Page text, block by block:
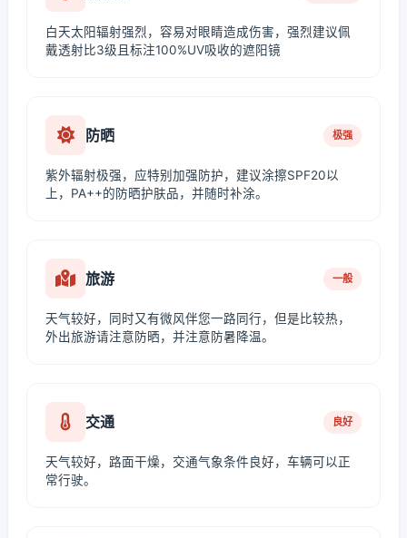
白天太阳辐射强烈，容易对眼睛造成伤害，强烈建议佩
戴透射比3级且标注100%UV吸收的遮阳镜
防晒 极强
紫外辐射极强，应特别加强防护，建议涂擦SPF20以
上，PA++的防晒护肤品，并随时补涂。
旅游 一般
天气较好，同时又有微风伴您一路同行，但是比较热，
外出旅游请注意防晒，并注意防暑降温。
交通 良好
天气较好，路面干燥，交通气象条件良好，车辆可以正
常行驶。